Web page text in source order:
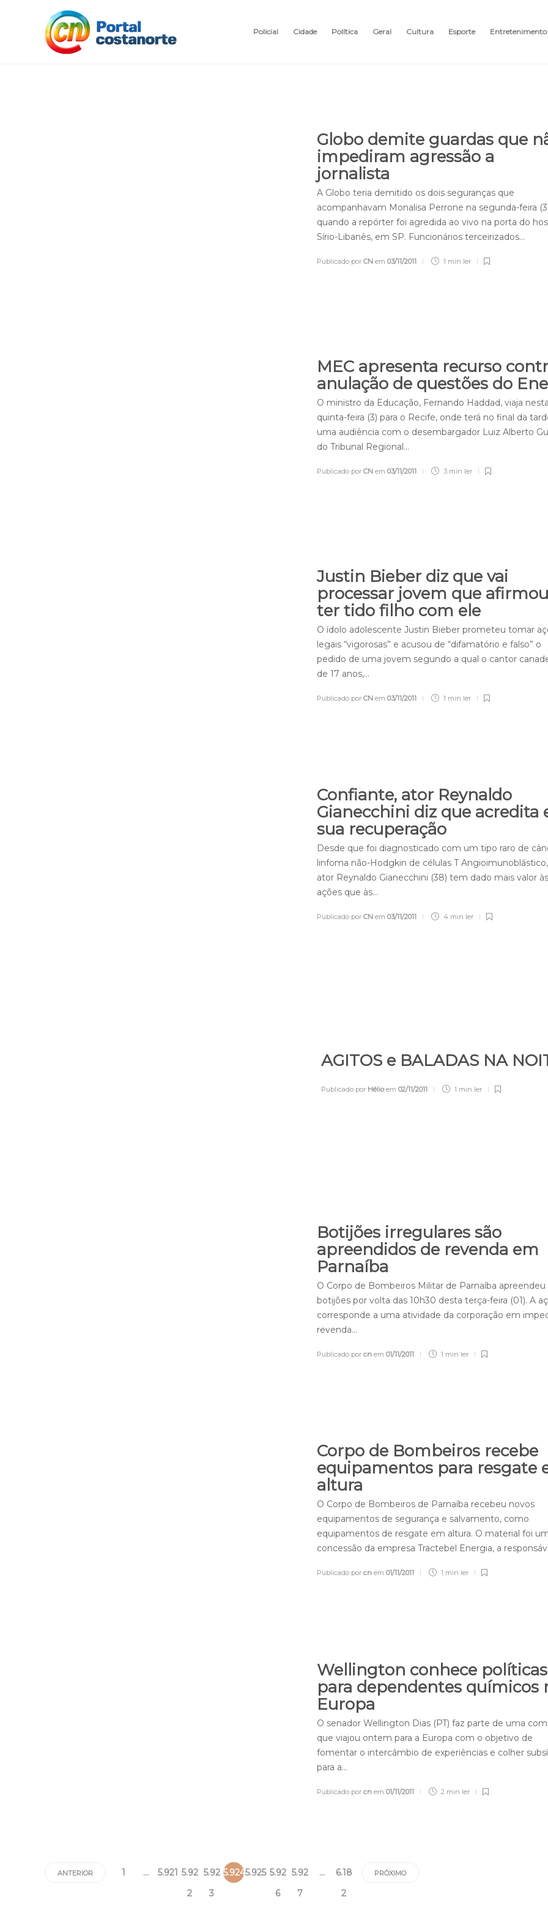
Policial Cidade Política Geral Cultura Esporte Entretenimento
Globo demite guardas que
impediram agressão a
jornalista
A Globo teria demitido os dois seguranças que
acompanhavam Monalisa Perrone na segunda-feira
quando a repórter foi agredida ao vivo na porta do
Sírio-Libanês, em SP. Funcionários terceirizados…
Publicado porCN em03/11/2011 1 min ler
MEC apresenta recurso
anulação de questões do
O ministro da Educação, Fernando Haddad, viaja nesta
quinta-feira (3) para o Recife, onde terá no final da
uma audiência com o desembargador Luiz Alberto
do Tribunal Regional…
Publicado porCN em03/11/2011 3 min ler
Justin Bieber diz que vai
processar jovem que afirmou
ter tido filho com ele
O ídolo adolescente Justin Bieber prometeu tomar
legais “vigorosas” e acusou de “difamatório e falso” o
pedido de uma jovem segundo a qual o cantor
de 17 anos,…
Publicado porCN em03/11/2011 1 min ler
Confiante, ator Reynaldo
Gianecchini diz que acredita
sua recuperação
Desde que foi diagnosticado com um tipo raro de
linfoma não-Hodgkin de células T
ator Reynaldo Gianecchini (38) tem dado mais valor às
ações que às…
Publicado porCN em03/11/2011 4 min ler
AGITOS e BALADAS NA
Publicado por Hélioem 02/11/2011 1 min ler
Botijões irregulares são
apreendidos de revenda em
Parnaíba
O Corpo de Bombeiros Militar de Parnaíba apreendeu
botijões por volta das 10h30 desta terça-feira (01). A
corresponde a uma atividade da corporação em
revenda…
Publicado porcn em01/11/2011 1 min ler
Corpo de Bombeiros recebe
equipamentos para resgate
altura
O Corpo de Bombeiros de Parnaíba recebeu novos
equipamentos de segurança e salvamento, como
equipamentos de resgate em altura. O material foi
concessão da empresa Tractebel Energia, a
Publicado porcn em01/11/2011 1 min ler
Wellington conhece políticas
para dependentes químicos
Europa
O senador Wellington Dias (PT) faz parte de uma
que viajou ontem para a Europa com o objetivo de
fomentar o intercâmbio de experiências e colher
para a…
Publicado porcn em01/11/2011 2 min ler
ANTERIOR 1 … 5.921 5.92
2
5.92
3
5.9245.925 5.92
6
5.92
7
…
6.18
2
PRÓXIMO